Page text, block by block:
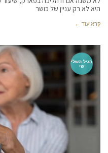
היא לא רק עניין של כושר
קרא עוד ←
הגיל השלי
שי